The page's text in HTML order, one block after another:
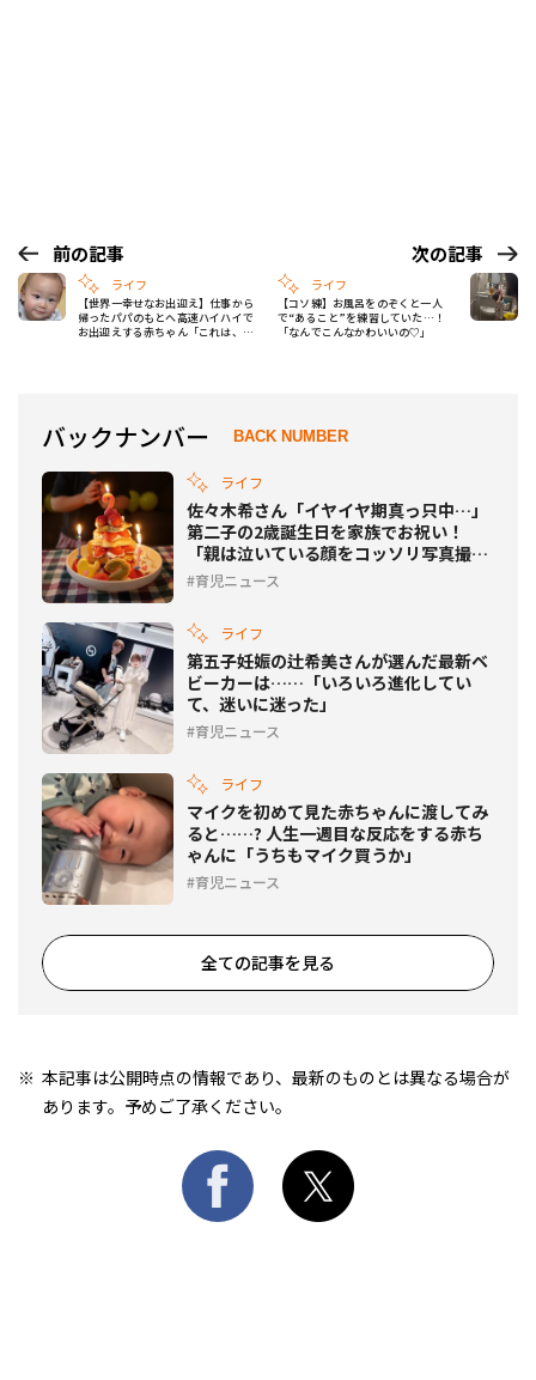
前の記事
ライフ
【世界一幸せなお出迎え】仕事から
帰ったパパのもとへ高速ハイハイで
お出迎えする赤ちゃん「これは、た
次の記事
ライフ
【コソ練】お風呂をのぞくと一人
で“あること”を練習していた…！
「なんでこんなかわいいの♡」
バックナンバー BACK NUMBER
ライフ
佐々木希さん「イヤイヤ期真っ只中…」
第二子の2歳誕生日を家族でお祝い！
「親は泣いている顔をコッソリ写真撮っ
たりしています。笑」
育児ニュース
ライフ
第五子妊娠の辻希美さんが選んだ最新ベ
ビーカーは……「いろいろ進化してい
て、迷いに迷った」
育児ニュース
ライフ
マイクを初めて見た赤ちゃんに渡してみ
ると……? 人生一週目な反応をする赤ち
ゃんに「うちもマイク買うか」
育児ニュース
全ての記事を見る
本記事は公開時点の情報であり、最新のものとは異なる場合が
あります。予めご了承ください。